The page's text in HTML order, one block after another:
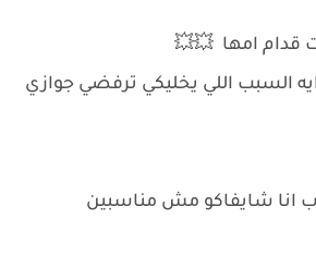
قدام امها 💥💥
السبب اللي يخليكي ترفضي جوازي
انا شايفاكو مش مناسبين